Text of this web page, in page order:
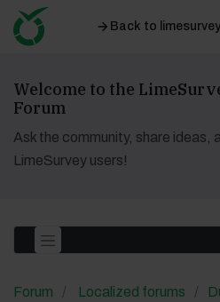
Back to
Welcome to the
Forum
Ask the community, share ideas,
LimeSurvey users!
Forum Localized forums